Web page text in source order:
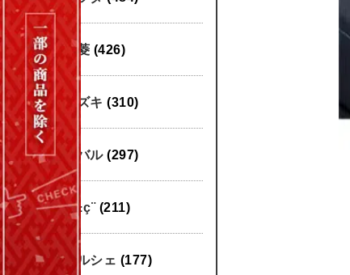
三菱 (426)
スズキ (310)
スバル (297)
æ±ç¨ (211)
ポルシェ (177)